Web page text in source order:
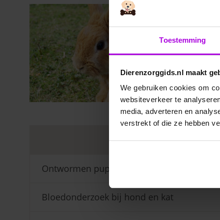
Toestemming
Dierenzorggids.nl maakt
We gebruiken cookies om
websiteverkeer te
media, adverteren en
verstrekt of die ze hebben
Ontwormen pup
Bloedonderzoek bij hond en kat